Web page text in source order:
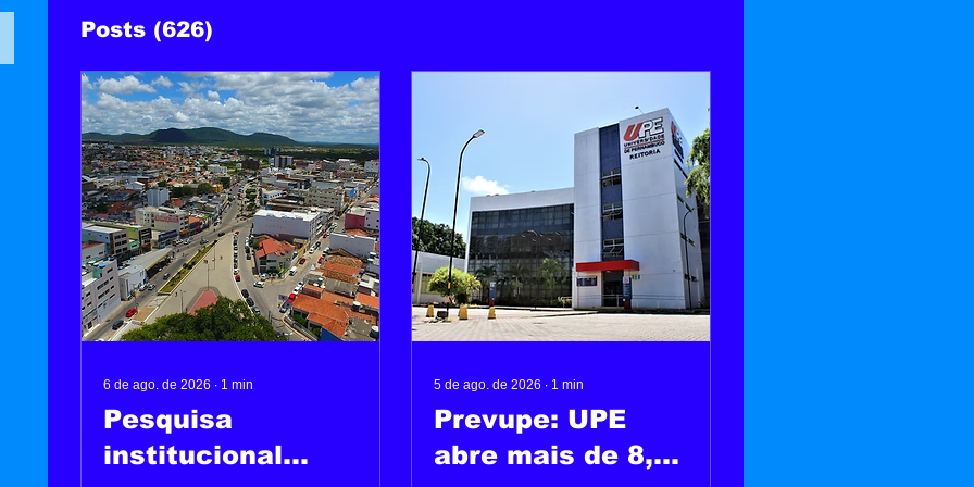
Posts (626)
6 de ago. de 2026 ∙ 1 min
Pesquisa
institucional
5 de ago. de 2026 ∙ 1 min
Prevupe: UPE
abre mais de 8,4